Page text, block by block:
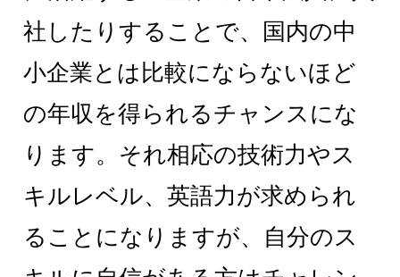
社したりすることで、国内の中
小企業とは比較にならないほど
の年収を得られるチャンスにな
ります。それ相応の技術力やス
キルレベル、英語力が求められ
ることになりますが、自分のス